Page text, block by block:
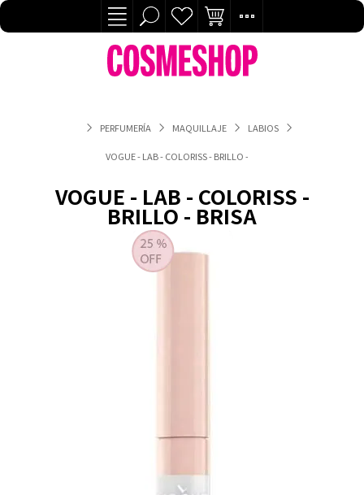
PERFUMERÍA MAQUILLAJE LABIOS
VOGUE - LAB - COLORISS - BRILLO - BRISA
VOGUE - LAB - COLORISS -
BRILLO - BRISA